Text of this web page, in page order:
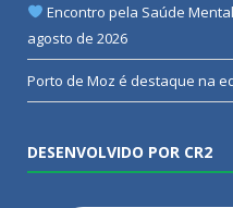
Encontro pela Saúde
agosto de 2026
Porto de Moz é destaque na
DESENVOLVIDO POR CR2